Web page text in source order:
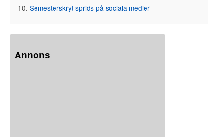
Semesterskryt sprids på sociala medier
Annons